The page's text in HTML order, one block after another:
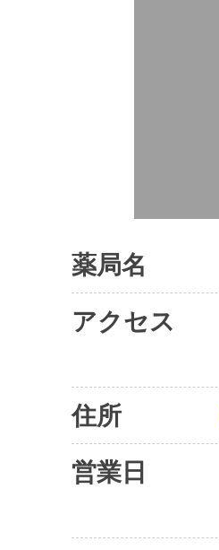
薬局名
アクセス
住所
営業日